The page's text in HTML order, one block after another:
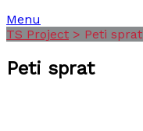
Menu
TS Project > Peti sprat
Peti sprat